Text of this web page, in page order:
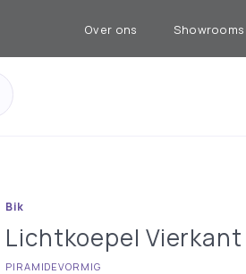
Over ons Showrooms
Bik
Lichtkoepel Vierkant
PIRAMIDEVORMIG